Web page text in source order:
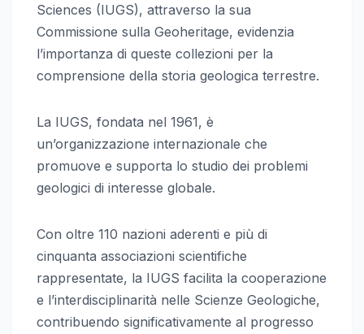
Sciences (IUGS), attraverso la sua
Commissione sulla Geoheritage, evidenzia
l’importanza di queste collezioni per la
comprensione della storia geologica terrestre.
La IUGS, fondata nel 1961, è
un’organizzazione internazionale che
promuove e supporta lo studio dei problemi
geologici di interesse globale.
Con oltre 110 nazioni aderenti e più di
cinquanta associazioni scientifiche
rappresentate, la IUGS facilita la cooperazione
e l’interdisciplinarità nelle Scienze Geologiche,
contribuendo significativamente al progresso